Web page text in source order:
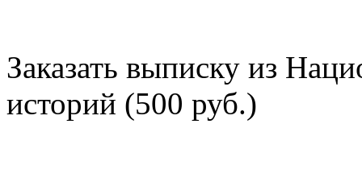
Заказать выписку из
историй (500 руб.)